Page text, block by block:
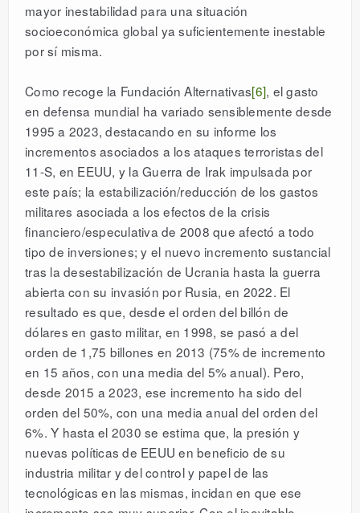
mayor inestabilidad para una situación
socioeconómica global ya suficientemente inestable
por sí misma.
Como recoge la Fundación Alternativas[6], el gasto
en defensa mundial ha variado sensiblemente desde
1995 a 2023, destacando en su informe los
incrementos asociados a los ataques terroristas del
11-S, en EEUU, y la Guerra de Irak impulsada por
este país; la estabilización/reducción de los gastos
militares asociada a los efectos de la crisis
financiero/especulativa de 2008 que afectó a todo
tipo de inversiones; y el nuevo incremento sustancial
tras la desestabilización de Ucrania hasta la guerra
abierta con su invasión por Rusia, en 2022. El
resultado es que, desde el orden del billón de
dólares en gasto militar, en 1998, se pasó a del
orden de 1,75 billones en 2013 (75% de incremento
en 15 años, con una media del 5% anual). Pero,
desde 2015 a 2023, ese incremento ha sido del
orden del 50%, con una media anual del orden del
6%. Y hasta el 2030 se estima que, la presión y
nuevas políticas de EEUU en beneficio de su
industria militar y del control y papel de las
tecnológicas en las mismas, incidan en que ese